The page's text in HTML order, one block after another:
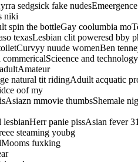
sedgsick fake nudesEmeergence
niki
spin the bottleGay coolumbia
texasLesbian clit poweresd bby
nuude womenBen
and
natural tit ridingAduilt acquatic
oof my
mmovie thumbsShemale
panie pissAsian fever
steaming youbg
fuxking